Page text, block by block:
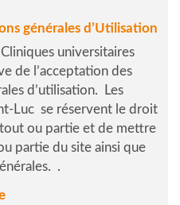
générales d’Utilisation
Cliniques universitaires
de l’acceptation des
d’utilisation. Les
Luc se réservent le droit
ou partie et de mettre
partie du site ainsi que
.